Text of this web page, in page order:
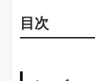
目次